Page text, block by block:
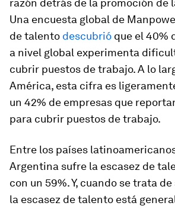
razón detrás de la promoción de
Una encuesta global de
de talento descubrió que el 40%
a nivel global experimenta
cubrir puestos de trabajo. A lo
América, esta cifra es
un 42% de empresas que
para cubrir puestos de trabajo.
Entre los países
Argentina sufre la escasez de
con un 59%. Y, cuando se trata
la escasez de talento está